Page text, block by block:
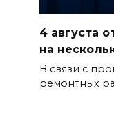
4 августа
на
В связи с
ремонтных